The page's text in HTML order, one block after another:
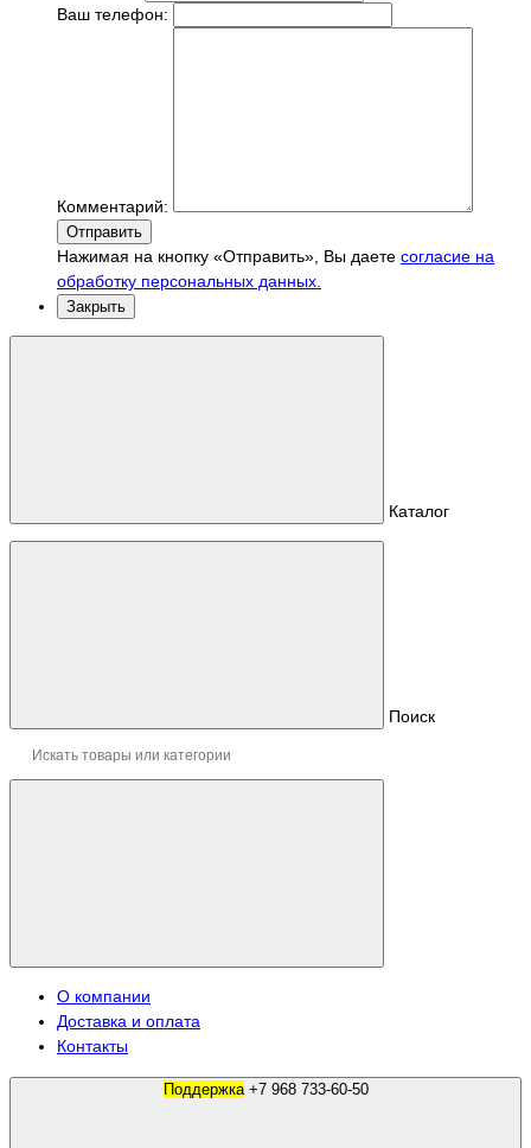
Ваш телефон:
Комментарий:
Отправить
Нажимая на кнопку «Отправить», Вы даете согласие на
обработку персональных данных.
Закрыть
Каталог
Поиск
О компании
Доставка и оплата
Контакты
Поддержка +7 968 733-60-50